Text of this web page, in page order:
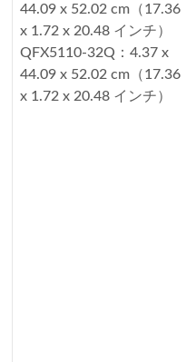
44.09 x 52.02 cm（17.36
x 1.72 x 20.48 インチ）
QFX5110-32Q：4.37 x
44.09 x 52.02 cm（17.36
x 1.72 x 20.48 インチ）